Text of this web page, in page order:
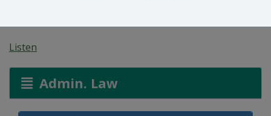
Listen
Admin. Law